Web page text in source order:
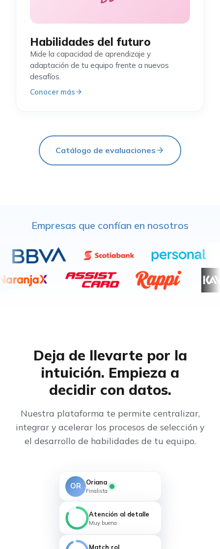
Habilidades del futuro
Mide la capacidad de aprendizaje y
adaptación de tu equipo frente a nuevos
desafíos.
Conocer más
Catálogo de evaluaciones
Empresas que confían en nosotros
Deja de llevarte por la
intuición. Empieza a
decidir con datos.
Nuestra plataforma te permite centralizar,
integrar y acelerar los procesos de selección y
el desarrollo de habilidades de tu equipo.
OR Oriana
Finalista
82
Atención al detalle
Muy buena
Match rol